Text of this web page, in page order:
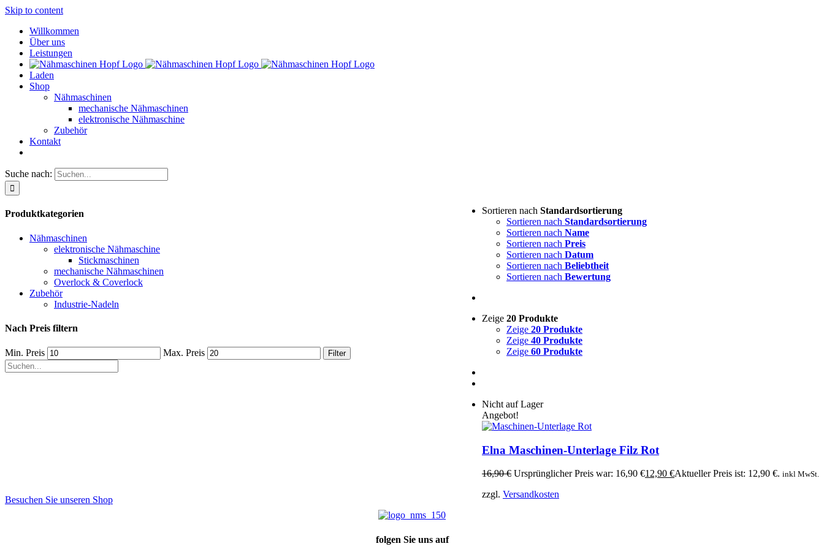
Skip to content
Willkommen
Über uns
Leistungen
Laden
Shop
Nähmaschinen
mechanische Nähmaschinen
elektronische Nähmaschine
Zubehör
Kontakt
Suche nach:
Sortieren nach Standardsortierung
Sortieren nach Standardsortierung
Sortieren nach Name
Sortieren nach Preis
Sortieren nach Datum
Sortieren nach Beliebtheit
Sortieren nach Bewertung
Zeige 20 Produkte
Zeige 20 Produkte
Zeige 40 Produkte
Zeige 60 Produkte
Nicht auf Lager
Angebot!
Elna Maschinen-Unterlage Filz Rot
16,90€ Ursprünglicher Preis war: 16,90 €12,90 €Aktueller Preis ist: 12,90 €. inkl MwSt.
zzgl. Versandkosten
Produktkategorien
Nähmaschinen
elektronische Nähmaschine
Stickmaschinen
mechanische Nähmaschinen
Overlock & Coverlock
Zubehör
Industrie-Nadeln
Nach Preis filtern
Min. Preis Max. Preis Filter
Besuchen Sie unseren Shop
folgen Sie uns auf